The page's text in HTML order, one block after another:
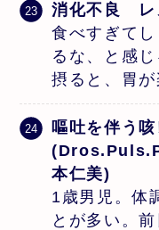
消化不良 レ
食べすぎて
るな、と感
摂ると、胃が
嘔吐を伴う
本仁美)
1歳男児。体
とが多い。